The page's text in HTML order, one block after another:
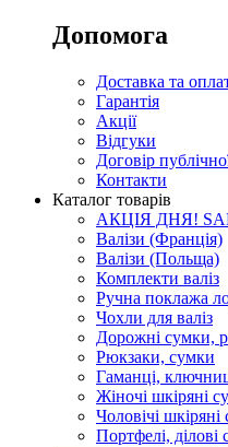
Допомога
Доставка та
Гарантія
Акції
Відгуки
Договір
Контакти
Каталог товарів
АКЦІЯ ДНЯ!
Валізи (Франція)
Валізи (Польща)
Комплекти валіз
Ручна поклажа
Чохли для валіз
Дорожні сумки,
Рюкзаки, сумки
Гаманці,
Жіночі шкіряні
Чоловічі шкіряні
Портфелі, ділові